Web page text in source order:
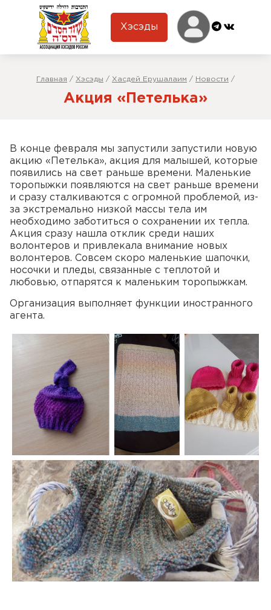
Хэсэды
Главная / Хэсэды / Хасдей Ерушалаим / Новости /
Акция «Петелька»
В конце февраля мы запустили запустили новую
акцию «Петелька», акция для малышей, которые
появились на свет раньше времени. Маленькие
торопыжки появляются на свет раньше времени
и сразу сталкиваются с огромной проблемой, из-
за экстремально низкой массы тела им
необходимо заботиться о сохранении их тепла.
Акция сразу нашла отклик среди наших
волонтеров и привлекала внимание новых
волонтеров. Совсем скоро маленькие шапочки,
носочки и пледы, связанные с теплотой и
любовью, отпарятся к маленьким торопыжкам.
Организация выполняет функции иностранного
агента.